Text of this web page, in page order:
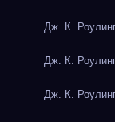
Дж. К.
Дж. К.
Дж. К.